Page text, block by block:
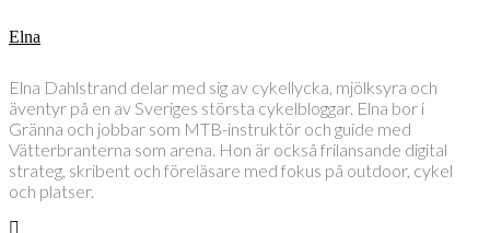
Elna
Elna Dahlstrand delar med sig av cykellycka, mjölksyra och
äventyr på en av Sveriges största cykelbloggar. Elna bor i
Gränna och jobbar som MTB-instruktör och guide med
Vätterbranterna som arena. Hon är också frilansande digital
strateg, skribent och föreläsare med fokus på outdoor, cykel
och platser.